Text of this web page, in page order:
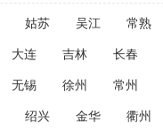
姑苏 吴江 常熟
大连 吉林 长春
无锡 徐州 常州
绍兴 金华 衢州